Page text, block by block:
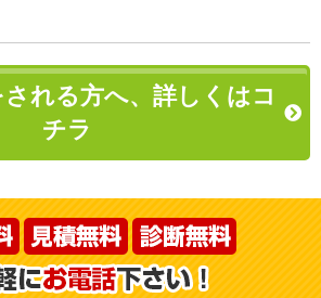
れる方へ、詳しくはコ
チラ